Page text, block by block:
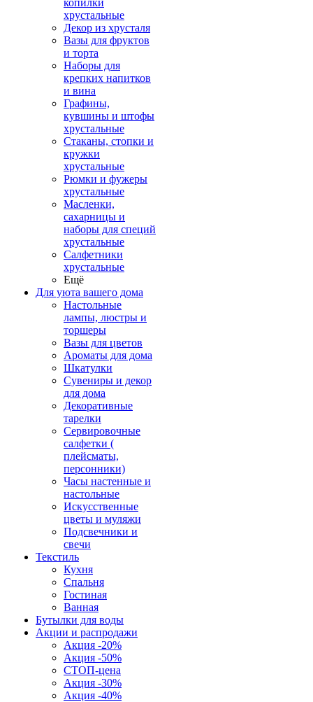
копилки
хрустальные
Декор из хрусталя
Вазы для фруктов
и торта
Наборы для
крепких напитков
и вина
Графины,
кувшины и штофы
хрустальные
Стаканы, стопки и
кружки
хрустальные
Рюмки и фужеры
хрустальные
Масленки,
сахарницы и
наборы для специй
хрустальные
Салфетники
хрустальные
Ещё
Для уюта вашего дома
Настольные
лампы, люстры и
торшеры
Вазы для цветов
Ароматы для дома
Шкатулки
Сувениры и декор
для дома
Декоративные
тарелки
Сервировочные
салфетки (
плейсматы,
персонники)
Часы настенные и
настольные
Искусственные
цветы и муляжи
Подсвечники и
свечи
Текстиль
Кухня
Спальня
Гостиная
Ванная
Бутылки для воды
Акции и распродажи
Акция -20%
Акция -50%
СТОП-цена
Акция -30%
Акция -40%